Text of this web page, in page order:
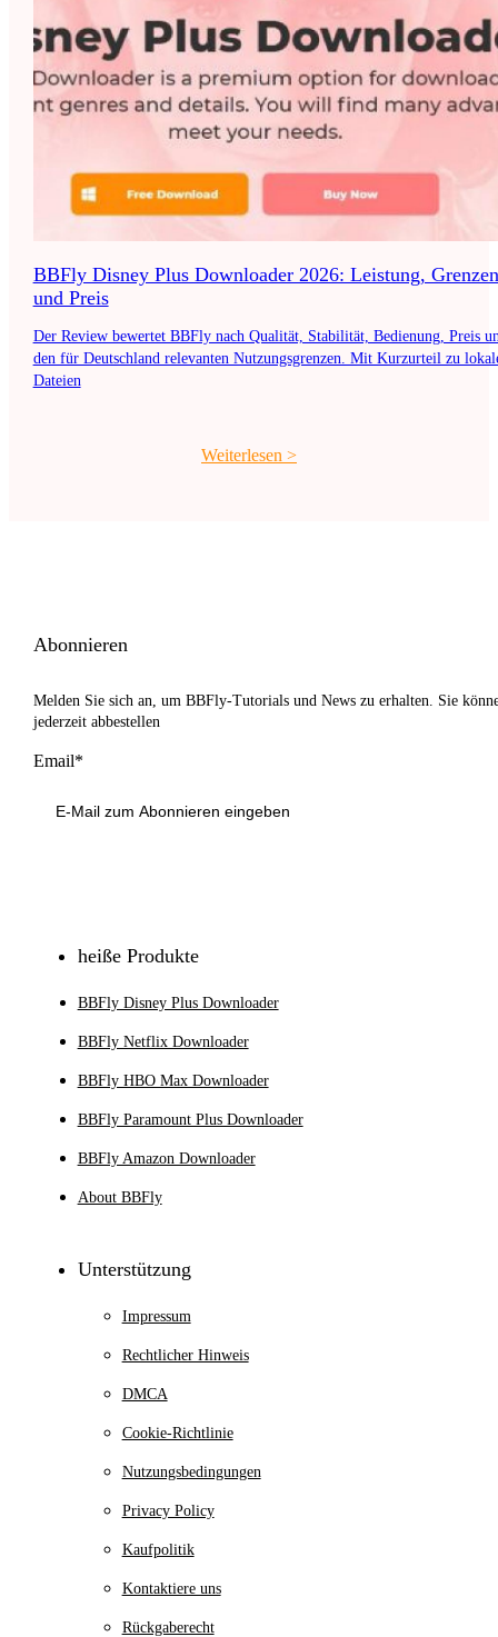
BBFly Disney Plus Downloader 2026: Leistung, Grenzen
und Preis
Der Review bewertet BBFly nach Qualität, Stabilität, Bedienung, Preis
den für Deutschland relevanten Nutzungsgrenzen. Mit Kurzurteil zu
Dateien
Weiterlesen >
Abonnieren
Melden Sie sich an, um BBFly-Tutorials und News zu erhalten. Sie
jederzeit abbestellen
Email*
heiße Produkte
BBFly Disney Plus Downloader
BBFly Netflix Downloader
BBFly HBO Max Downloader
BBFly Paramount Plus Downloader
BBFly Amazon Downloader
About BBFly
Unterstützung
Impressum
Rechtlicher Hinweis
DMCA
Cookie-Richtlinie
Nutzungsbedingungen
Privacy Policy
Kaufpolitik
Kontaktiere uns
Rückgaberecht